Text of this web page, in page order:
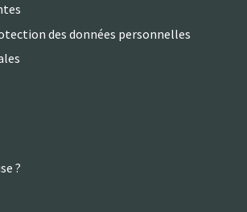
des données personnelles
?